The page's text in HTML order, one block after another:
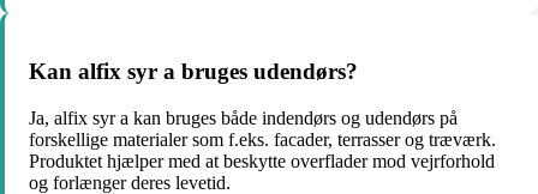
Kan alfix syr a bruges udendørs?
Ja, alfix syr a kan bruges både indendørs og udendørs på
forskellige materialer som f.eks. facader, terrasser og træværk.
Produktet hjælper med at beskytte overflader mod vejrforhold
og forlænger deres levetid.